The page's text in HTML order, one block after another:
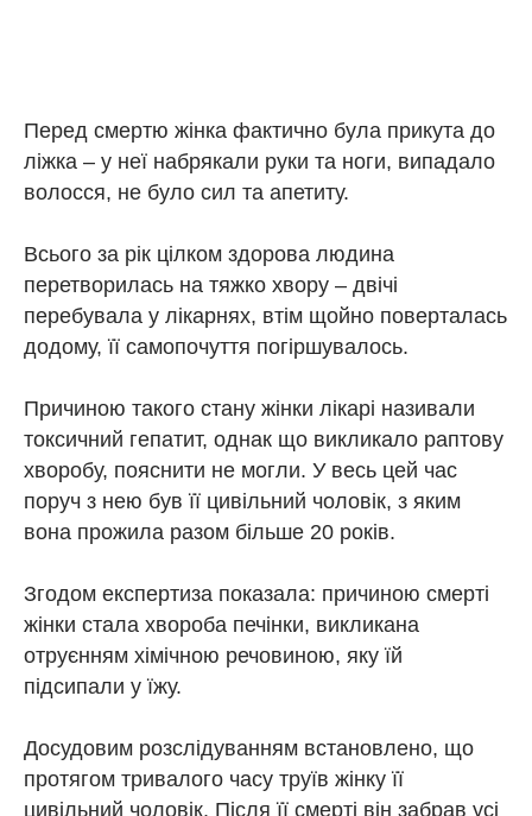
Перед смертю жінка фактично була прикута до
ліжка – у неї набрякали руки та ноги, випадало
волосся, не було сил та апетиту.
Всього за рік цілком здорова людина
перетворилась на тяжко хвору – двічі
перебувала у лікарнях, втім щойно поверталась
додому, її самопочуття погіршувалось.
Причиною такого стану жінки лікарі називали
токсичний гепатит, однак що викликало раптову
хворобу, пояснити не могли. У весь цей час
поруч з нею був її цивільний чоловік, з яким
вона прожила разом більше 20 років.
Згодом експертиза показала: причиною смерті
жінки стала хвороба печінки, викликана
отруєнням хімічною речовиною, яку їй
підсипали у їжу.
Досудовим розслідуванням встановлено, що
протягом тривалого часу труїв жінку її
цивільний чоловік. Після її смерті він забрав усі